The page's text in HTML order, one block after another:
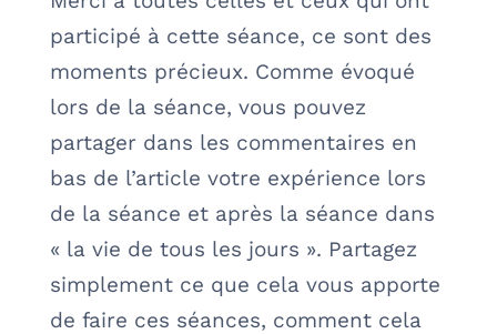
participé à cette séance, ce sont des
moments précieux. Comme évoqué
lors de la séance, vous pouvez
partager dans les commentaires en
bas de l’article votre expérience lors
de la séance et après la séance dans
« la vie de tous les jours ». Partagez
simplement ce que cela vous apporte
de faire ces séances, comment cela